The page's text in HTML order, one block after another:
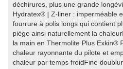
déchirures, plus une grande
Hydratex® | Z-liner : imperméable
fourrure à polis longs qui contient
piège ainsi naturellement la
la main en Thermolite Plus Exkin®
chaleur rayonnante du pilote et
chaleur par temps froidFine